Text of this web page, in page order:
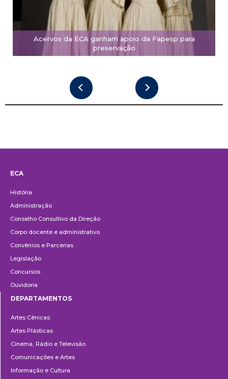
Acervos da ECA ganham apoio da Fapesp para
preservação
ECA
História
Administração
Conselho Consultivo da Direção
Corpo docente e administrativo
Convênios e Parcerias
Legislação
Concursos
Ouvidoria
DEPARTAMENTOS
Artes Cênicas
Artes Plásticas
Cinema, Rádio e Televisão
Comunicações e Artes
Informação e Cultura